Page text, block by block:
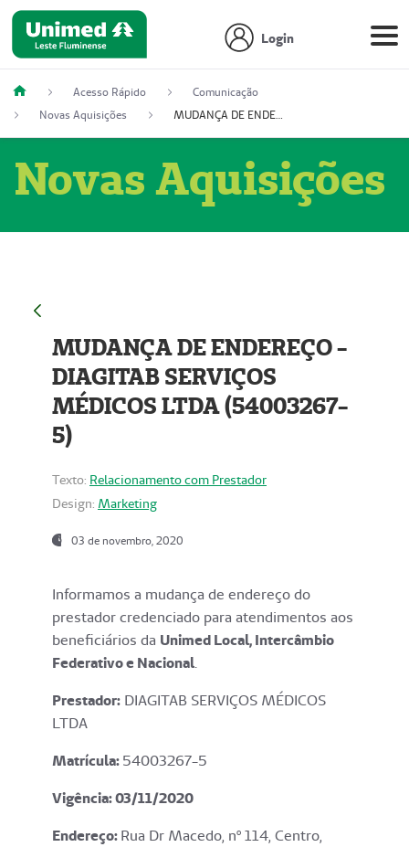
Login
Acesso Rápido
Comunicação
Novas Aquisições
MUDANÇA DE ENDEREÇO - DIAGITAB SERVIÇOS MÉDICOS LTDA (54003267-5)
Novas Aquisições
MUDANÇA DE ENDEREÇO -
DIAGITAB SERVIÇOS
MÉDICOS LTDA (54003267-
5)
Texto: Relacionamento com Prestador
Design: Marketing
03 de novembro, 2020
Informamos a mudança de endereço do
prestador credenciado para atendimentos aos
beneficiários da Unimed Local, Intercâmbio
Federativo e Nacional.
Prestador: DIAGITAB SERVIÇOS MÉDICOS
LTDA
Matrícula:54003267-5
Vigência: 03/11/2020
Endereço:Rua Dr Macedo, nº 114, Centro,